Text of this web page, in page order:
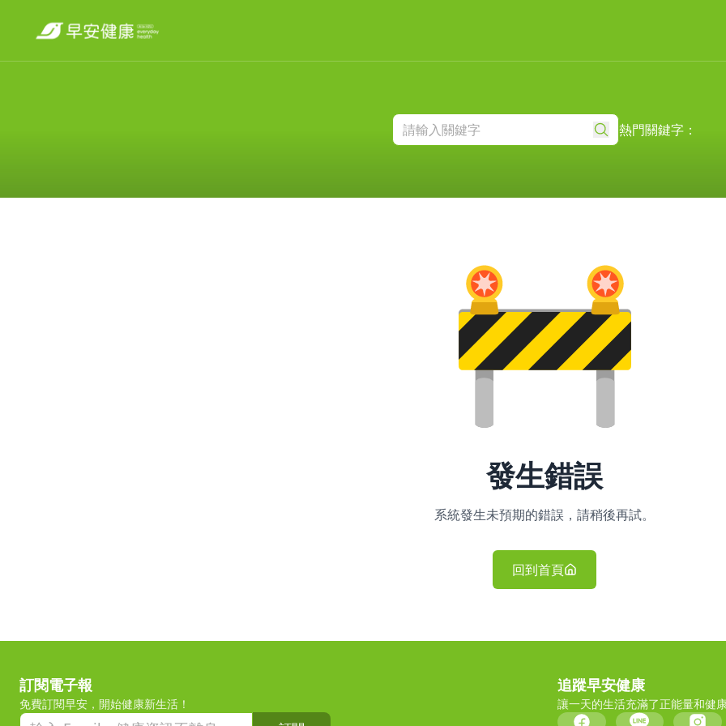
熱門關鍵字：
發生錯誤
系統發生未預期的錯誤，請稍後再試。
回到首頁
訂閱電子報
免費訂閱早安，開始健康新生活！
追蹤早安健康
讓一天的生活充滿了正能量和健